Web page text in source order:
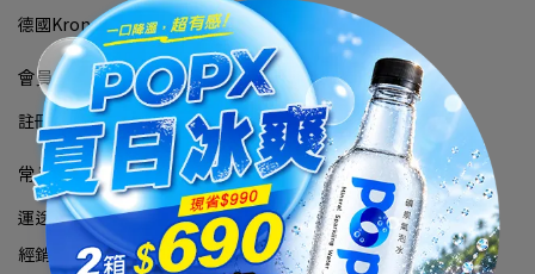
德國Krones Magazine
會員資訊
註冊 會員登入 訂單查詢 優惠券查詢
常見問題
運送政策説明 退貨政策説明 隱私權保護政策 會員須知與權益
經銷商宅配需知 悅氏幣使用說明 Coupon券使用說明